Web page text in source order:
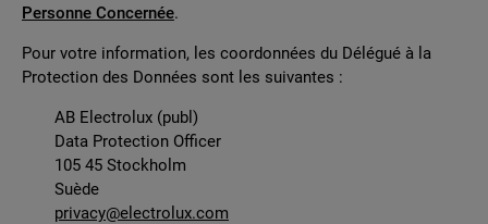
Personne Concernée.
Pour votre information, les coordonnées du Délégué à la
Protection des Données sont les suivantes :
AB Electrolux (publ)
Data Protection Officer
105 45 Stockholm
Suède
privacy@electrolux.com